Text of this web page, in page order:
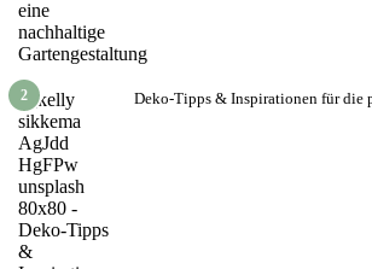
2 Deko-Tipps & Inspirationen für die